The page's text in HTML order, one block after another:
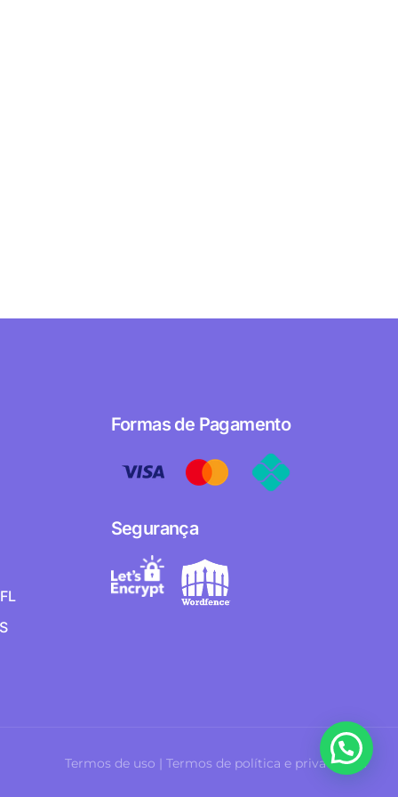
Formas de Pagamento
Segurança
Termos de uso | Termos de política e privacidade